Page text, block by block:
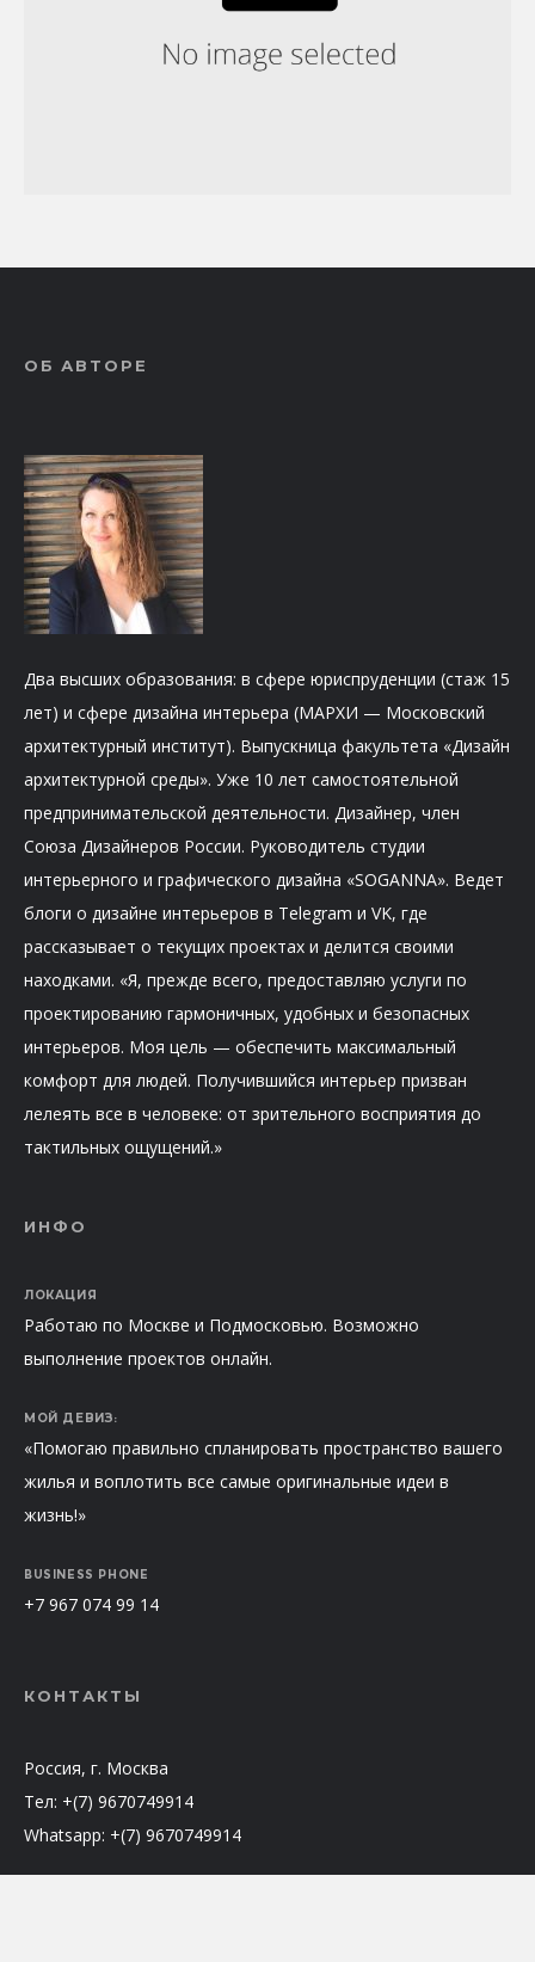
ОБ АВТОРЕ
Два высших образования: в сфере юриспруденции (стаж 15
лет) и сфере дизайна интерьера (МАРХИ — Московский
архитектурный институт). Выпускница факультета «Дизайн
архитектурной среды». Уже 10 лет самостоятельной
предпринимательской деятельности. Дизайнер, член
Союза Дизайнеров России. Руководитель студии
интерьерного и графического дизайна «SOGANNA». Ведет
блоги о дизайне интерьеров в Telegram и VK, где
рассказывает о текущих проектах и делится своими
находками. «Я, прежде всего, предоставляю услуги по
проектированию гармоничных, удобных и безопасных
интерьеров. Моя цель — обеспечить максимальный
комфорт для людей. Получившийся интерьер призван
лелеять все в человеке: от зрительного восприятия до
тактильных ощущений.»
ИНФО
ЛОКАЦИЯ
Работаю по Москве и Подмосковью. Возможно
выполнение проектов онлайн.
МОЙ ДЕВИЗ:
«Помогаю правильно спланировать пространство вашего
жилья и воплотить все самые оригинальные идеи в
жизнь!»
BUSINESS PHONE
+7 967 074 99 14
КОНТАКТЫ
Россия, г. Москва
Тел: +(7) 9670749914
Whatsapp: +(7) 9670749914